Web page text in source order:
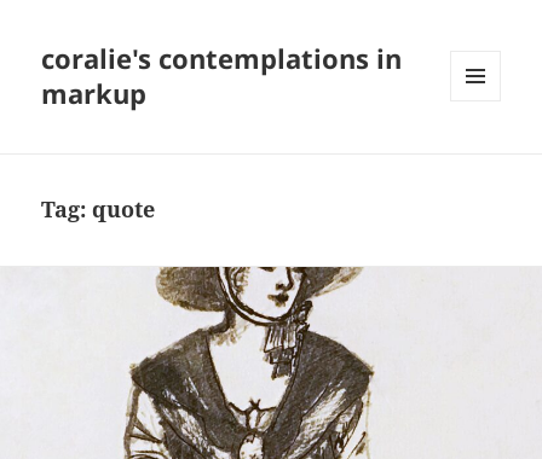
coralie's contemplations in
markup
Tag:quote